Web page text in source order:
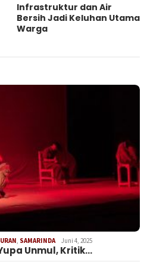
Infrastruktur dan Air
Bersih Jadi Keluhan Utama
Warga
, SAMARINDA Juni 4, 2025
Unmul, Kritik…